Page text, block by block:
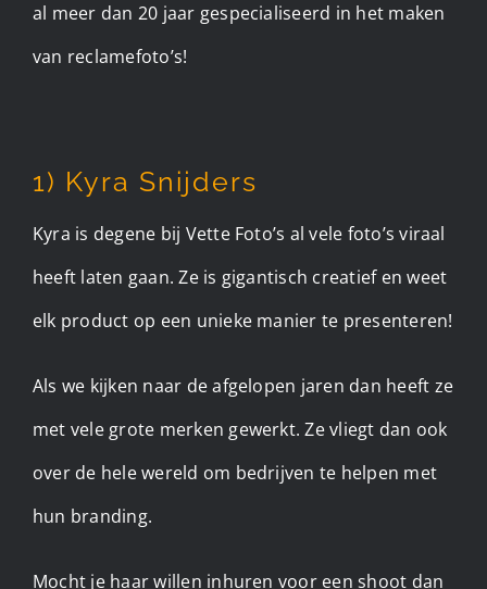
al meer dan 20 jaar gespecialiseerd in het maken
van reclamefoto’s!
1) Kyra Snijders
Kyra is degene bij Vette Foto’s al vele foto’s viraal
heeft laten gaan. Ze is gigantisch creatief en weet
elk product op een unieke manier te presenteren!
Als we kijken naar de afgelopen jaren dan heeft ze
met vele grote merken gewerkt. Ze vliegt dan ook
over de hele wereld om bedrijven te helpen met
hun branding.
Mocht je haar willen inhuren voor een shoot dan